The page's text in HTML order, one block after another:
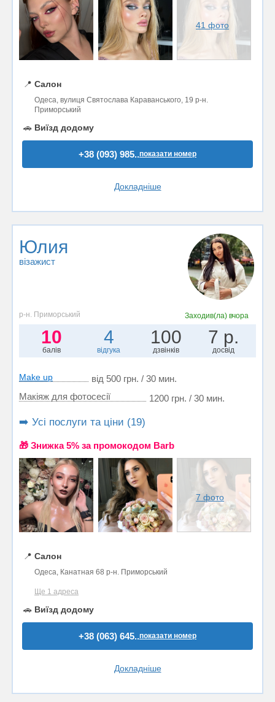
41 фото
📍 Салон
Одеса, вулиця Святослава Караванського, 19 р-н.
Приморський
🚗 Виїзд додому
+38 (093) 985..показати номер
Докладніше
Юлия
візажист
р-н. Приморський Заходив(ла) вчора
10
балів
4
відгука
100
дзвінків
7 р.
досвід
Make up
від 500 грн. / 30 мин.
Макіяж для фотосесії
1200 грн. / 30 мин.
➡️ Усі послуги та ціни (19)
🎁 Знижка 5% за промокодом Barb
7 фото
📍 Салон
Одеса, Канатная 68 р-н. Приморський
Ще 1 адреса
🚗 Виїзд додому
+38 (063) 645..показати номер
Докладніше